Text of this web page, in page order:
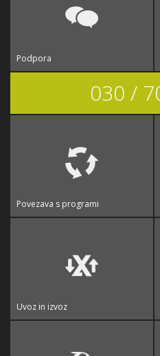
Podpora
030 /
Povezava s programi
Uvoz in izvoz